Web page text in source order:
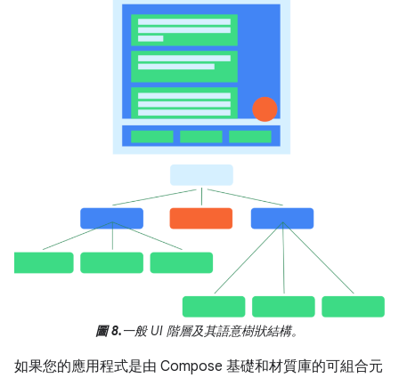
圖 8.一般 UI 階層及其語意樹狀結構。
如果您的應用程式是由 Compose 基礎和材質庫的可組合元